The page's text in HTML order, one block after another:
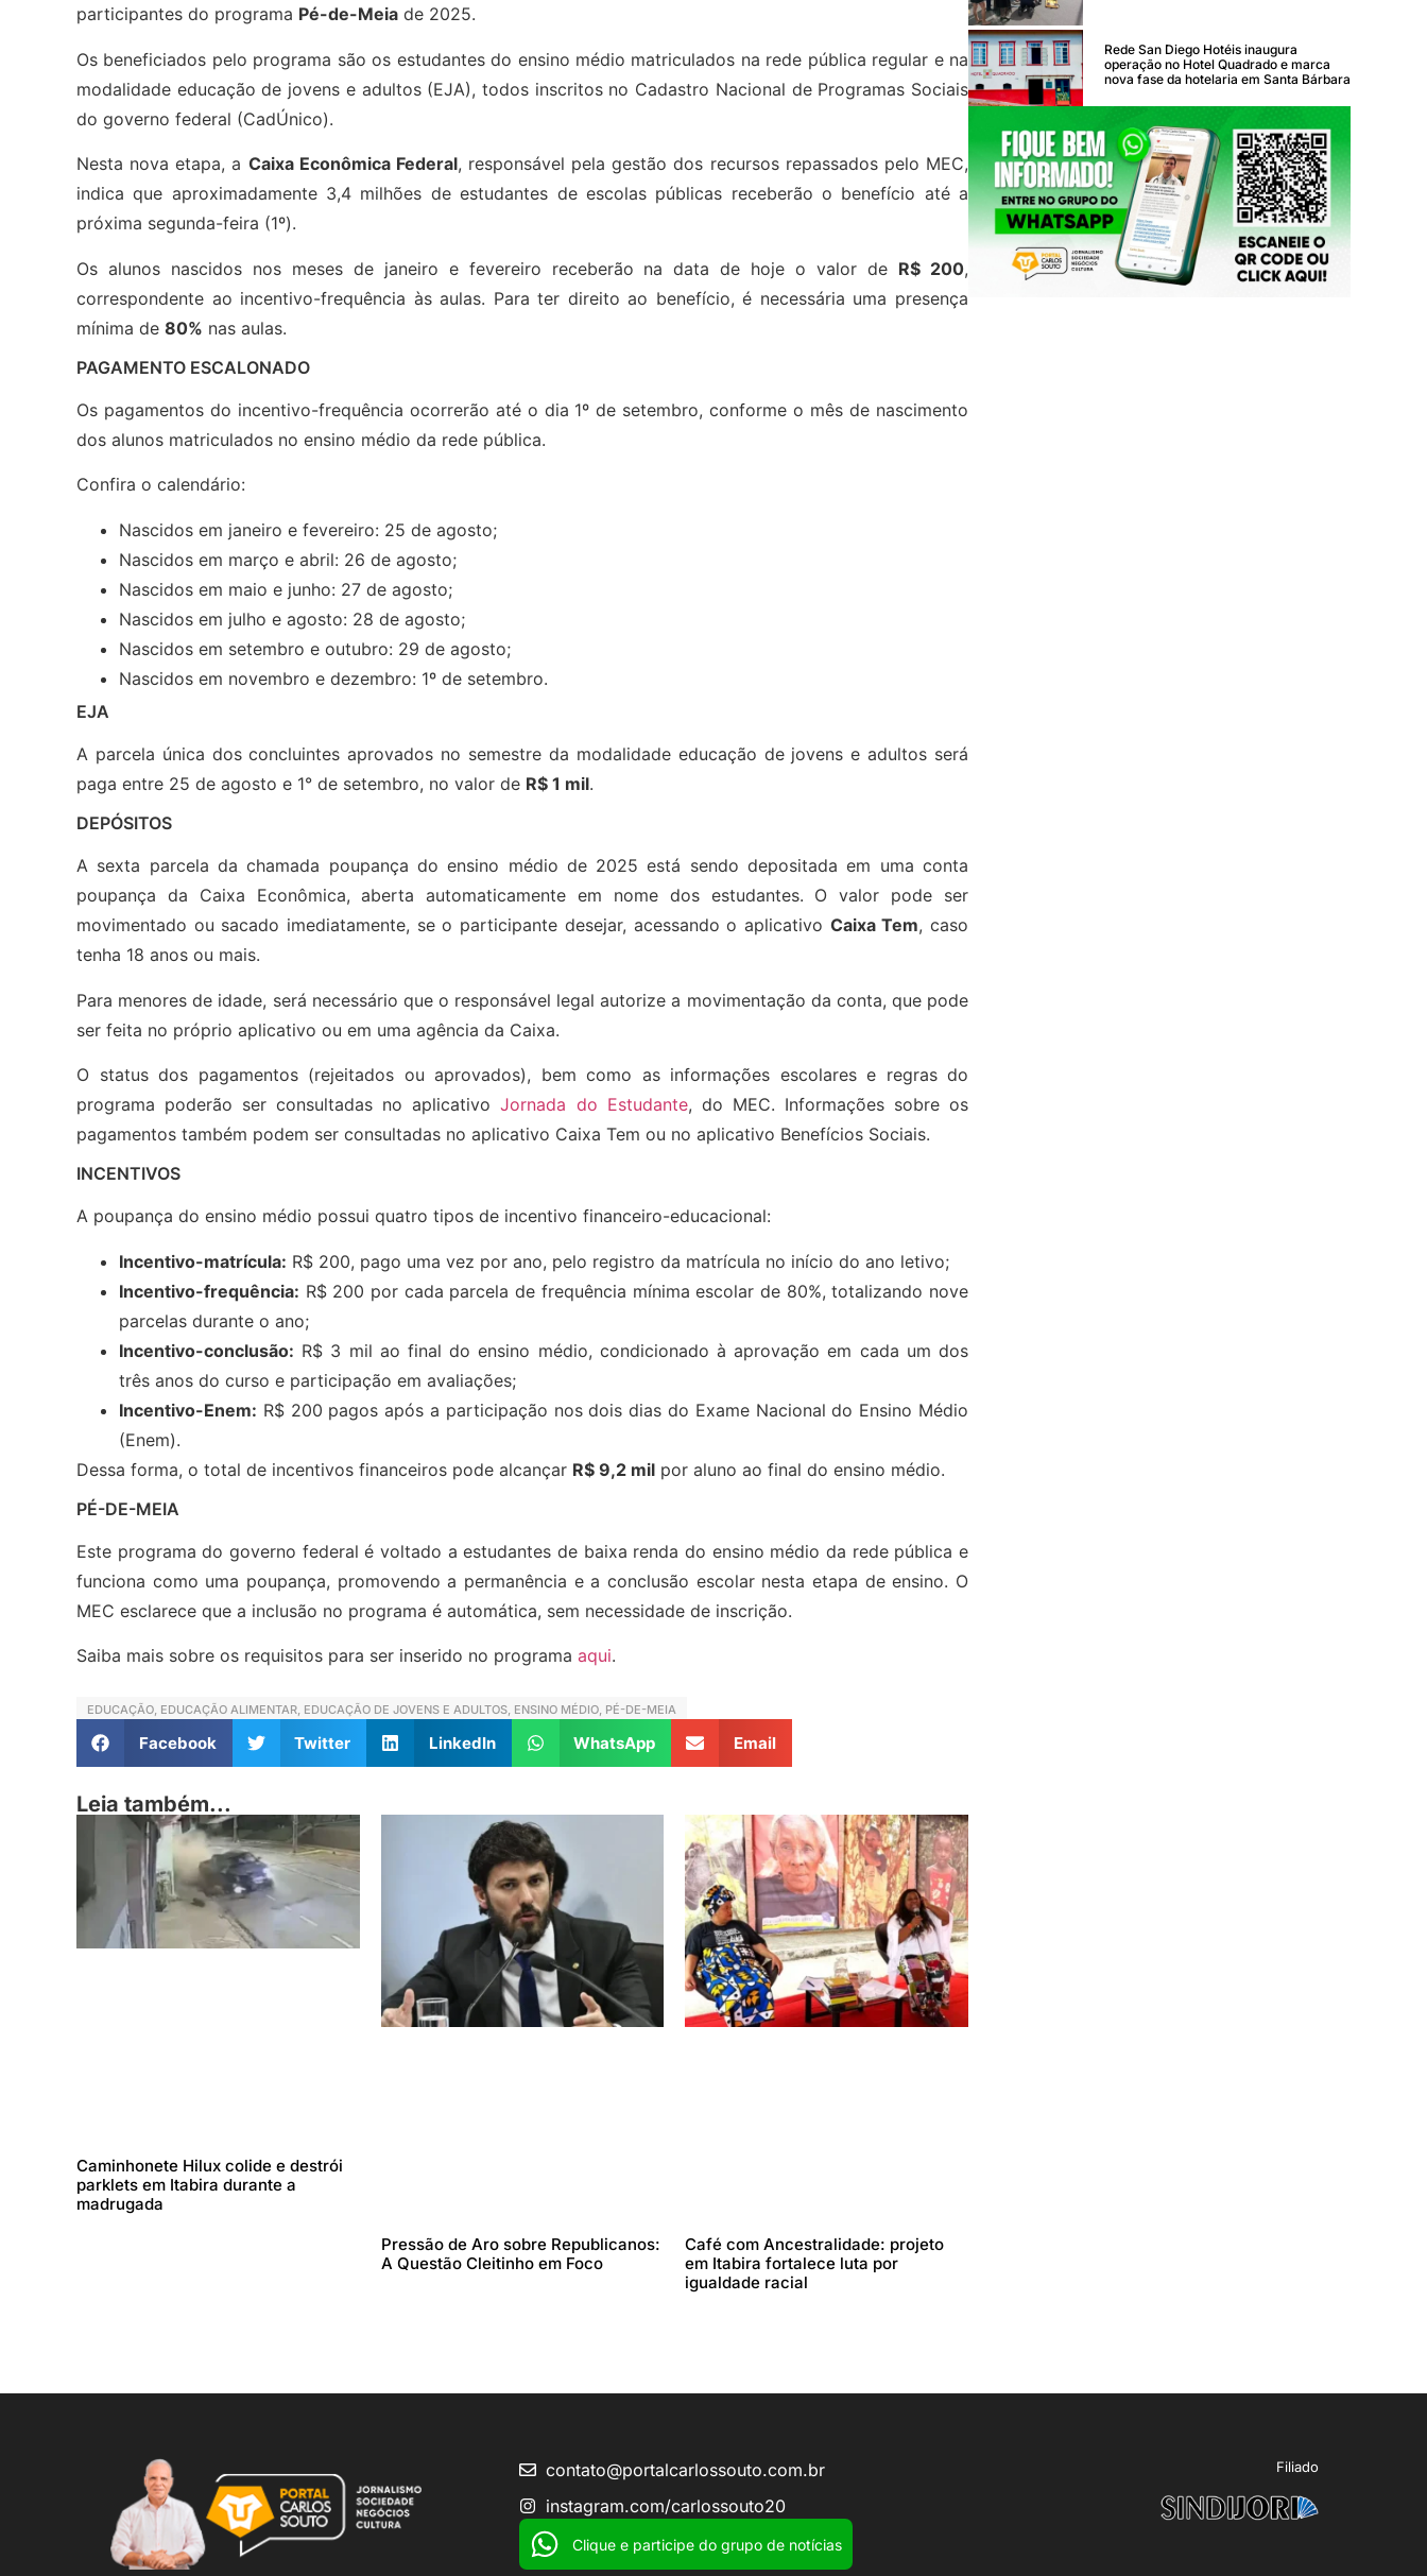
participantes do programa Pé-de-Meia de 2025.
Os beneficiados pelo programa são os estudantes do ensino médio matriculados na rede pública regular e na
modalidade educação de jovens e adultos (EJA), todos inscritos no Cadastro Nacional de Programas Sociais
do governo federal (CadÚnico).
Nesta nova etapa, a Caixa Econômica Federal, responsável pela gestão dos recursos repassados pelo MEC,
indica que aproximadamente 3,4 milhões de estudantes de escolas públicas receberão o benefício até a
próxima segunda-feira (1º).
Os alunos nascidos nos meses de janeiro e fevereiro receberão na data de hoje o valor de R$ 200,
correspondente ao incentivo-frequência às aulas. Para ter direito ao benefício, é necessária uma presença
mínima de 80% nas aulas.
PAGAMENTO ESCALONADO
Os pagamentos do incentivo-frequência ocorrerão até o dia 1º de setembro, conforme o mês de nascimento
dos alunos matriculados no ensino médio da rede pública.
Confira o calendário:
Nascidos em janeiro e fevereiro: 25 de agosto;
Nascidos em março e abril: 26 de agosto;
Nascidos em maio e junho: 27 de agosto;
Nascidos em julho e agosto: 28 de agosto;
Nascidos em setembro e outubro: 29 de agosto;
Nascidos em novembro e dezembro: 1º de setembro.
EJA
A parcela única dos concluintes aprovados no semestre da modalidade educação de jovens e adultos será
paga entre 25 de agosto e 1° de setembro, no valor de R$ 1 mil.
DEPÓSITOS
A sexta parcela da chamada poupança do ensino médio de 2025 está sendo depositada em uma conta
poupança da Caixa Econômica, aberta automaticamente em nome dos estudantes. O valor pode ser
movimentado ou sacado imediatamente, se o participante desejar, acessando o aplicativo Caixa Tem, caso
tenha 18 anos ou mais.
Para menores de idade, será necessário que o responsável legal autorize a movimentação da conta, que pode
ser feita no próprio aplicativo ou em uma agência da Caixa.
O status dos pagamentos (rejeitados ou aprovados), bem como as informações escolares e regras do
programa poderão ser consultadas no aplicativoJornada do Estudante, do MEC. Informações sobre os
pagamentos também podem ser consultadas no aplicativo Caixa Tem ou no aplicativo Benefícios Sociais.
INCENTIVOS
A poupança do ensino médio possui quatro tipos de incentivo financeiro-educacional:
Incentivo-matrícula: R$ 200, pago uma vez por ano, pelo registro da matrícula no início do ano letivo;
Incentivo-frequência: R$ 200 por cada parcela de frequência mínima escolar de 80%, totalizando nove
parcelas durante o ano;
Incentivo-conclusão: R$ 3 mil ao final do ensino médio, condicionado à aprovação em cada um dos
três anos do curso e participação em avaliações;
Incentivo-Enem: R$ 200 pagos após a participação nos dois dias do Exame Nacional do Ensino Médio
(Enem).
Dessa forma, o total de incentivos financeiros pode alcançar R$ 9,2 mil por aluno ao final do ensino médio.
PÉ-DE-MEIA
Este programa do governo federal é voltado a estudantes de baixa renda do ensino médio da rede pública e
funciona como uma poupança, promovendo a permanência e a conclusão escolar nesta etapa de ensino. O
MEC esclarece que a inclusão no programa é automática, sem necessidade de inscrição.
Saiba mais sobre os requisitos para ser inserido no programa aqui.
EDUCAÇÃO, EDUCAÇÃO ALIMENTAR, EDUCAÇÃO DE JOVENS E ADULTOS, ENSINO MÉDIO, PÉ-DE-MEIA
Facebook Twitter LinkedIn WhatsApp Email
Leia também...
Caminhonete Hilux colide e destrói
parklets em Itabira durante a
madrugada
Pressão de Aro sobre Republicanos:
A Questão Cleitinho em Foco
Café com Ancestralidade: projeto
em Itabira fortalece luta por
igualdade racial
Rede San Diego Hotéis inaugura
operação no Hotel Quadrado e marca
nova fase da hotelaria em Santa Bárbara
contato@portalcarlossouto.com.br
instagram.com/carlossouto20
Clique e participe do grupo de notícias
Filiado